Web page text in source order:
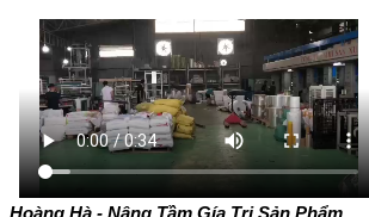
Hoàng Hà - Nâng Tầm Gía Trị Sản Phẩm